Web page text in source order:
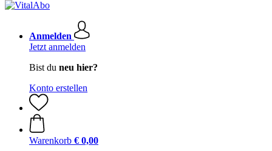
Anmelden
Jetzt anmelden
Bist du neu hier?
Konto erstellen
Warenkorb € 0,00